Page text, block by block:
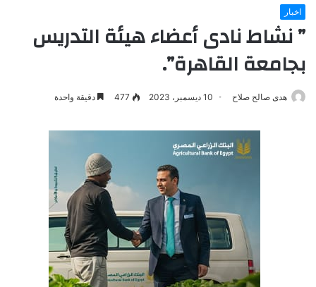
اخبار
” نشاط نادى أعضاء هيئة التدريس
بجامعة القاهرة”.
هدى صالح صلاح 10 ديسمبر، 2023 477 دقيقة واحدة